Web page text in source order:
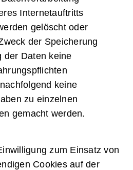
Internetauftritts
gelöscht oder
der Speicherung
der Daten keine
keine
zu einzelnen
gemacht werden.
zum Einsatz von
Cookies auf der